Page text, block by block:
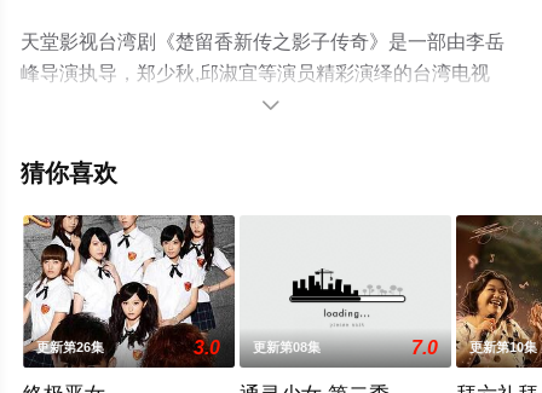
天堂影视台湾剧《楚留香新传之影子传奇》是一部由李岳
峰导演执导，郑少秋,邱淑宜等演员精彩演绎的台湾电视
剧，手机免费观看高清无删减完整版电视剧全集就上天堂
情网等平台了解。
。

猜你喜欢
更新第26集 3.0 更新第08集 7.0 更新第10集